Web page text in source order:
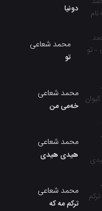
دونیا
محمد شعاعی
تو
محمد شعاعی
خەمی من
محمد شعاعی
هیدی هیدی
محمد شعاعی
ترکم مه که